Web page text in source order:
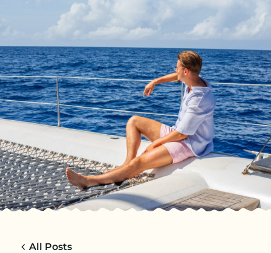
PT-BR
VIAGENS
CHARTER
ACERCA DE NOSOTROS
DICAS
CONTACTO
All Posts